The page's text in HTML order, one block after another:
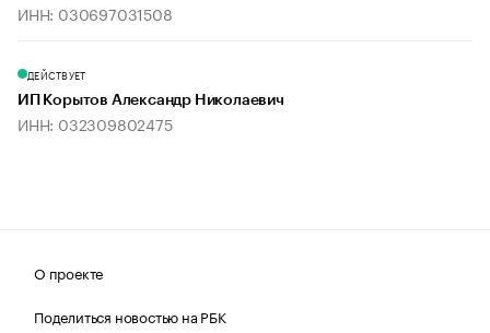
ИНН: 030697031508
ДЕЙСТВУЕТ
ИП Корытов Александр Николаевич
ИНН: 032309802475
О проекте
Поделиться новостью на РБК